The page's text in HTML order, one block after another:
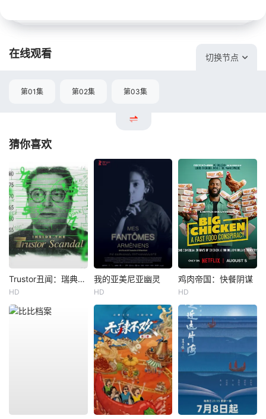
在线观看 切换节点
第01集 第02集 第03集
猜你喜欢
Trustor丑闻：瑞典金融案内幕
HD
我的亚美尼亚幽灵
HD
鸡肉帝国：快餐阴谋
HD